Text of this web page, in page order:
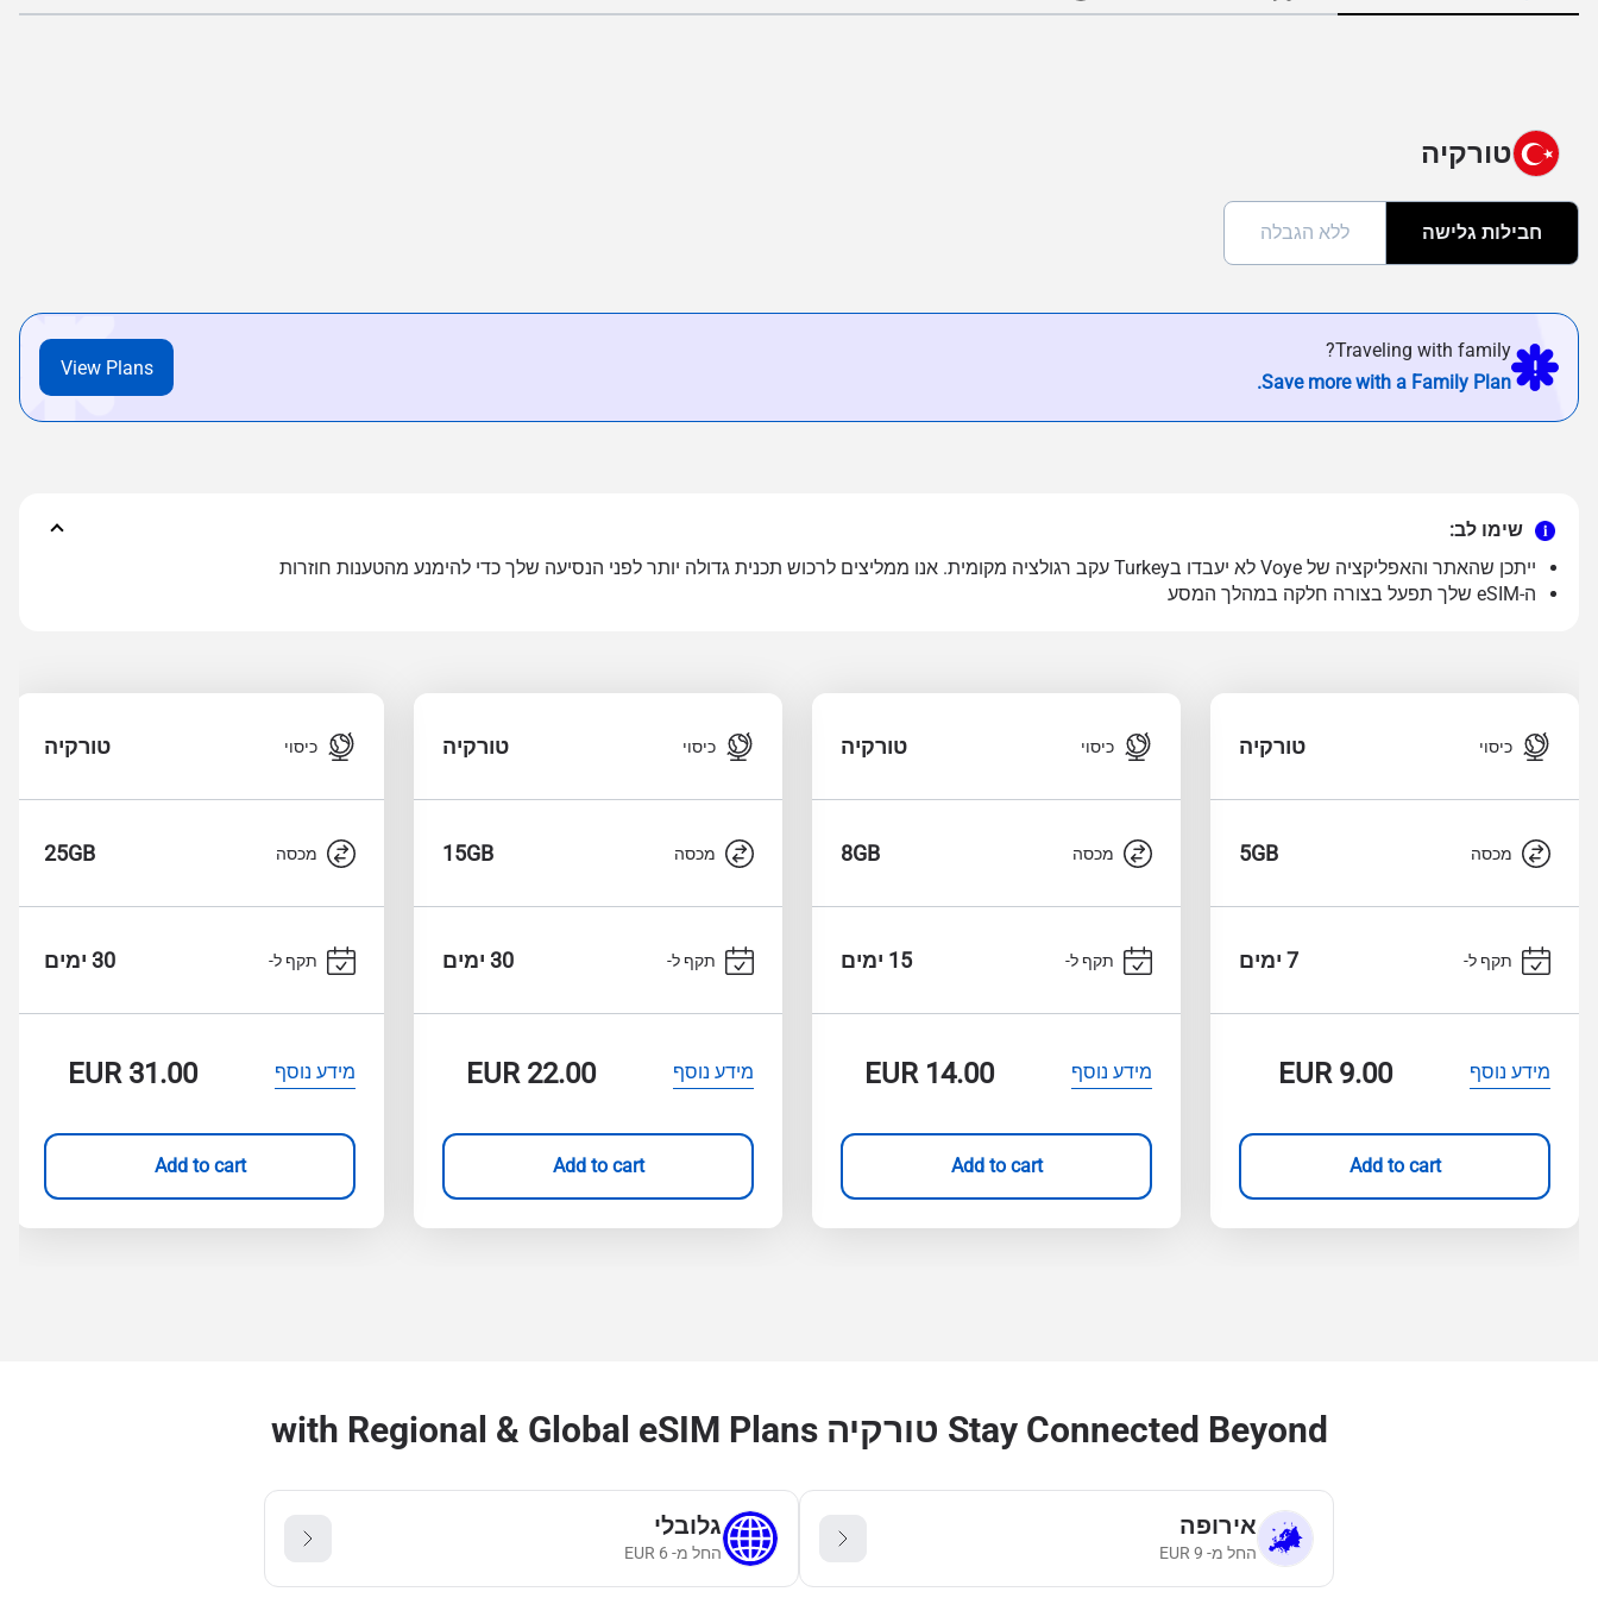
טורקיה
חבילות גלישה ללא הגבלה
Traveling with family?
Save more with a Family Plan.
View Plans
שימו לב:
ייתכן שהאתר והאפליקציה של Voye לא יעבדו בTurkey עקב רגולציה מקומית. אנו ממליצים לרכוש תכנית גדולה יותר לפני הנסיעה שלך כדי להימנע מהטענות חוזרות
ה-eSIM שלך תפעל בצורה חלקה במהלך המסע
כיסוי טורקיה
מכסה 5GB
תקף ל- 7 ימים
מידע נוסף EUR9.00
Add to cart
כיסוי טורקיה
מכסה 8GB
תקף ל- 15 ימים
מידע נוסף EUR14.00
Add to cart
כיסוי טורקיה
מכסה 15GB
תקף ל- 30 ימים
מידע נוסף EUR22.00
Add to cart
כיסוי טורקיה
מכסה 25GB
תקף ל- 30 ימים
מידע נוסף EUR31.00
Add to cart
Stay Connected Beyond טורקיה with Regional & Global eSIM Plans
אירופה
החל מ- EUR 9
גלובלי
החל מ- EUR 6